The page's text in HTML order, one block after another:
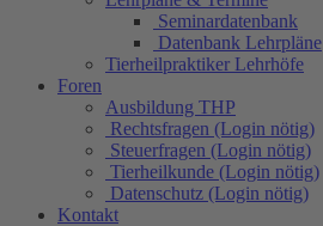
Seminardatenbank
Datenbank Lehrpläne
Tierheilpraktiker Lehrhöfe
Foren
Ausbildung THP
Rechtsfragen (Login nötig)
Steuerfragen (Login nötig)
Tierheilkunde (Login nötig)
Datenschutz (Login nötig)
Kontakt